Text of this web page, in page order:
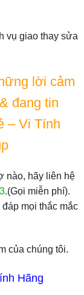
vụ giao thay sửa
lời cảm
đang tin
– Vi Tính
nào, hãy liên hệ
.(Gọi miễn phí).
mọi thắc mắc
của chúng tôi.
Hãng